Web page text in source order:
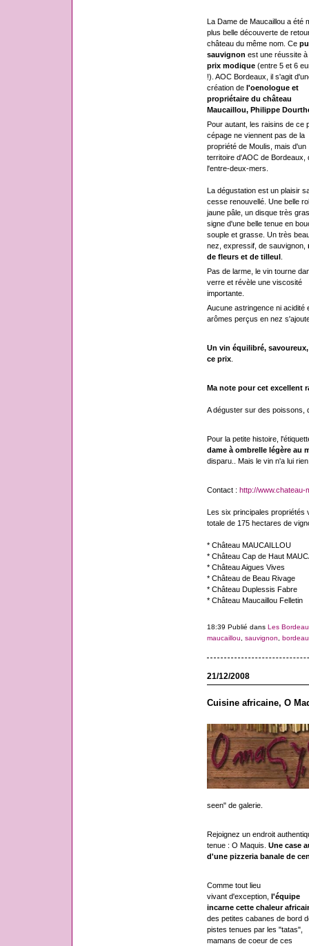
La Dame de Maucaillou a été
plus belle découverte de
château du même nom. Ce
sauvignon est une réussite à
prix modique(entre 5 et 6
!). AOC Bordeaux, il s'agit
création de l'oenologue et
propriétaire du château
Maucaillou, Philippe
Pour autant, les raisins de ce
cépage ne viennent pas de la
propriété de Moulis, mais d'un
territoire d'AOC de Bordeaux,
l'entre-deux-mers.
La dégustation est un plaisir
cesse renouvellé. Une belle
jaune pâle, un disque très
signe d'une belle tenue en
souple et grasse. Un très
nez, expressif, de sauvignon,
de fleurs et de tilleul.
Pas de larme, le vin tourne
verre et révèle une viscosité
importante.
Aucune astringence ni acidité
arômes perçus en nez
Un vin équilibré,
ce prix.
Ma note pour cet excellent
A déguster sur des poissons,
Pour la petite histoire,
dame à ombrelle légère au
disparu.. Mais le vin n'a lui
Contact : http://www.chateau-
Les six principales propriétés
totale de 175 hectares de
* Château MAUCAILLOU
* Château Cap de Haut
* Château Aigues Vives
* Château de Beau Rivage
* Château Duplessis Fabre
* Château Maucaillou Felletin
18:39 Publié dans Les
maucaillou
sauvignon
21/12/2008
Cuisine africaine, O
seen" de galerie.
Rejoignez un endroit
tenue : O Maquis. Une case
d'une pizzeria banale de
Comme tout lieu
vivant d'exception, l'équipe
incarne cette chaleur
des petites cabanes de bord
pistes tenues par les "tatas",
mamans de coeur de ces